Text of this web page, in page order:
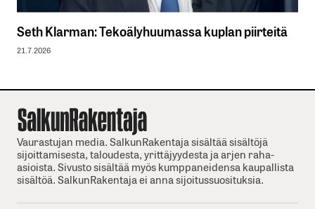
Seth Klarman: Tekoälyhuumassa kuplan piirteitä
21.7.2026
Vaurastujan media. SalkunRakentaja sisältää sisältöjä
sijoittamisesta, taloudesta, yrittäjyydesta ja arjen raha-
asioista. Sivusto sisältää myös kumppaneidensa kaupallista
sisältöä. SalkunRakentaja ei anna sijoitussuosituksia.